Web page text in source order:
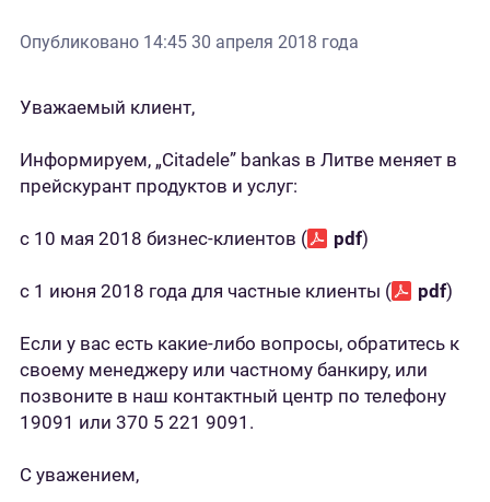
Опубликовано 14:45 30 апреля 2018 года
Уважаемый клиент,
Информируем, „Citadele” bankas в Литве меняет в
прейскурант продуктов и услуг:
с 10 мая 2018 бизнес-клиентов ( pdf)
с 1 июня 2018 года для частные клиенты ( pdf)
Если у вас есть какие-либо вопросы, обратитесь к
своему менеджеру или частному банкиру, или
позвоните в наш контактный центр по телефону
19091 или 370 5 221 9091.
С уважением,